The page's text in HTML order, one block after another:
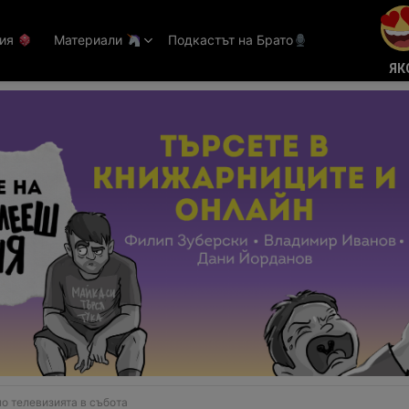
Материали Подкастът на Брато
телевизията в събота